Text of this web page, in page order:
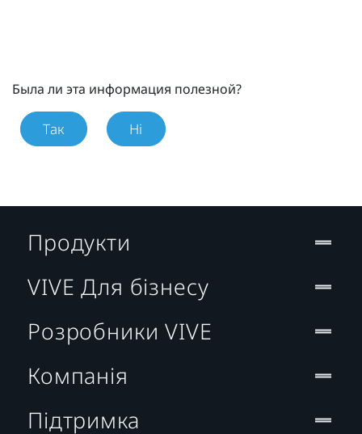
Была ли эта информация полезной?
Так Ні
Продукти
VIVE Для бізнесу
Розробники VIVE
Компанія
Підтримка